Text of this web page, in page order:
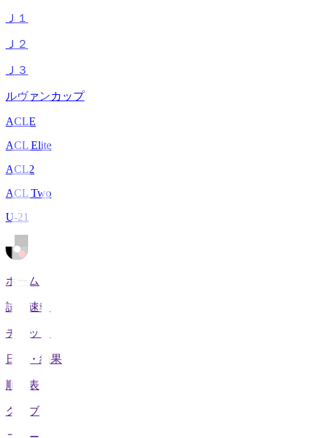
Ｊ１
Ｊ２
Ｊ３
ルヴァンカップ
ACLE
ACL Elite
ACL2
ACL Two
U-21
ホーム
試合速報
チケット
日程・結果
順位表
クラブ